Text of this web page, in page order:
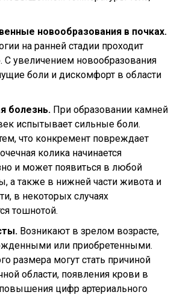
новообразования в почках.
на ранней стадии проходит
С увеличением новообразования
боли и дискомфорт в области
болезнь. При образовании камней
испытывает сильные боли.
что конкремент повреждает
колика начинается
и может появиться в любой
а также в нижней части живота и
в некоторых случаях
тошнотой.
Возникают в зрелом возрасте,
или приобретенными.
размера могут стать причиной
области, появления крови в
цифр артериального